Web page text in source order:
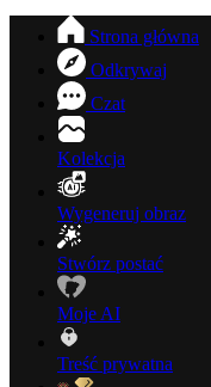
Strona główna
Odkrywaj
Czat
Kolekcja
Wygeneruj obraz
Stwórz postać
Moje AI
Treść prywatna